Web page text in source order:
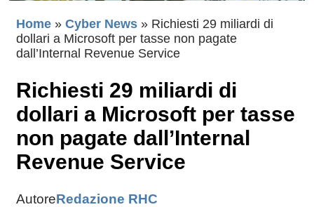
Home » Cyber News » Richiesti 29 miliardi di
dollari a Microsoft per tasse non pagate
dall’Internal Revenue Service
Richiesti 29 miliardi di
dollari a Microsoft per tasse
non pagate dall’Internal
Revenue Service
AutoreRedazione RHC